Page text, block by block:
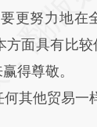
更努力地在
面具有比
得尊敬。
其他贸易一